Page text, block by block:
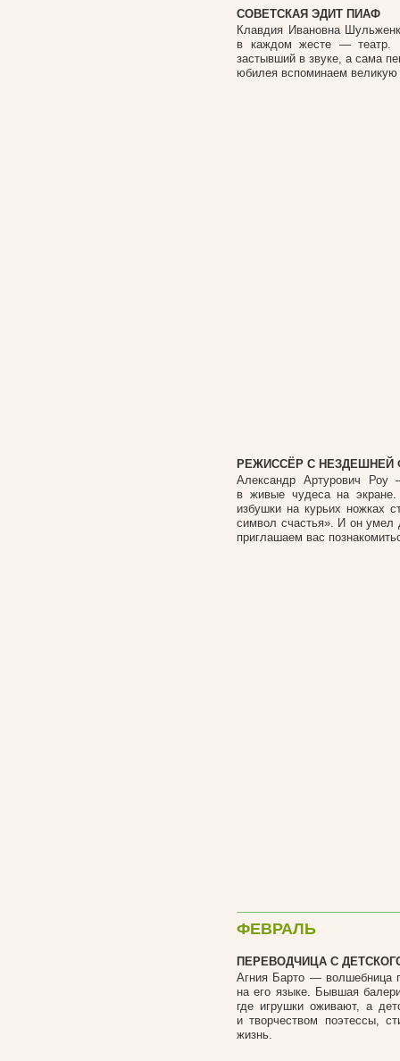
СОВЕТСКАЯ ЭДИТ ПИАФ
Клавдия Ивановна
в каждом жесте — театр.
застывший в звуке, а сама
юбилея вспоминаем великую
РЕЖИССЁР С НЕЗДЕШНЕЙ
Александр Артурович Роу
в живые чудеса на
избушки на курьих ножках
символ счастья». И он умел
приглашаем вас
ФЕВРАЛЬ
ПЕРЕВОДЧИЦА С
Агния Барто — волшебница
на его языке. Бывшая
где игрушки оживают, а
и творчеством поэтессы,
жизнь.